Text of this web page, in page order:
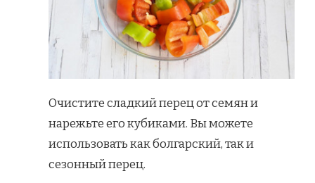
Очистите сладкий перец от семян и
нарежьте его кубиками. Вы можете
использовать как болгарский, так и
сезонный перец.